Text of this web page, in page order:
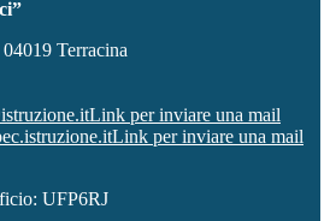
Terracina
Link per inviare una mail
Link per inviare una mail
UFP6RJ